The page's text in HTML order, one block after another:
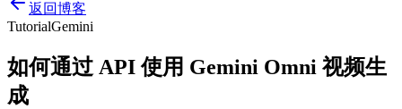
返回博客
TutorialGemini
如何通过 API 使用 Gemini Omni 视频生
成